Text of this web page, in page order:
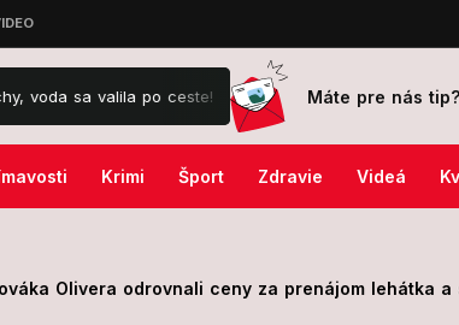
sa valila po ceste! Záhada okolo drámy na kúpalisku
Máte pre nás tip?
Krimi Šport Zdravie Videá
Olivera odrovnali ceny za prenájom lehátka